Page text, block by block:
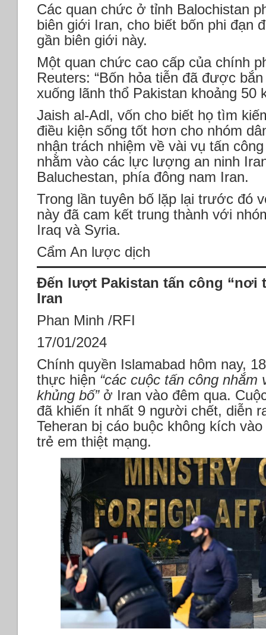
Các quan chức ở tỉnh Balochistan
biên giới Iran, cho biết bốn phi đạn
gần biên giới này.
Một quan chức cao cấp của chính
Reuters: “Bốn hỏa tiễn đã được
xuống lãnh thổ Pakistan khoảng 50
Jaish al-Adl, vốn cho biết họ tìm
điều kiện sống tốt hơn cho nhóm
nhận trách nhiệm về vài vụ tấn
nhằm vào các lực lượng an ninh
Baluchestan, phía đông nam Iran.
Trong lần tuyên bố lặp lại trước đó
này đã cam kết trung thành với
Iraq và Syria.
Cẩm An lược dịch
Đến lượt Pakistan tấn công “nơi
Iran
Phan Minh /RFI
17/01/2024
Chính quyền Islamabad hôm nay,
thực hiện “các cuộc tấn công
khủng bố”ở Iran vào đêm qua.
đã khiến ít nhất 9 người chết, diễn
Teheran bị cáo buộc không kích
trẻ em thiệt mạng.